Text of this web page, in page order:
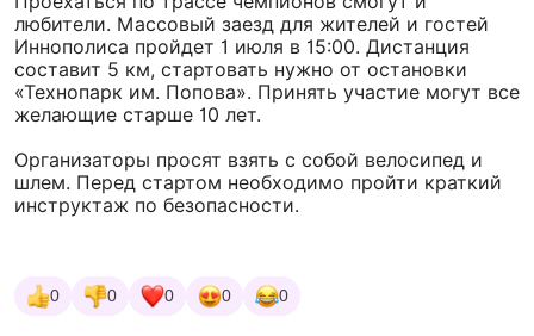
любители. Массовый заезд для жителей и гостей
Иннополиса пройдет 1 июля в 15:00. Дистанция
составит 5 км, стартовать нужно от остановки
«Технопарк им. Попова». Принять участие могут все
желающие старше 10 лет.
Организаторы просят взять с собой велосипед и
шлем. Перед стартом необходимо пройти краткий
инструктаж по безопасности.
0 0 0 0 0